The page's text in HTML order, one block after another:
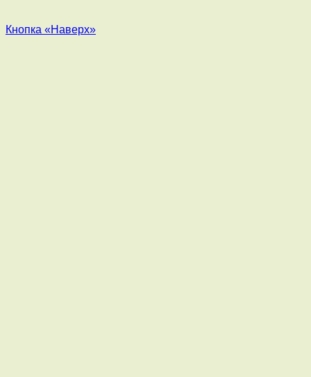
Кнопка «Наверх»